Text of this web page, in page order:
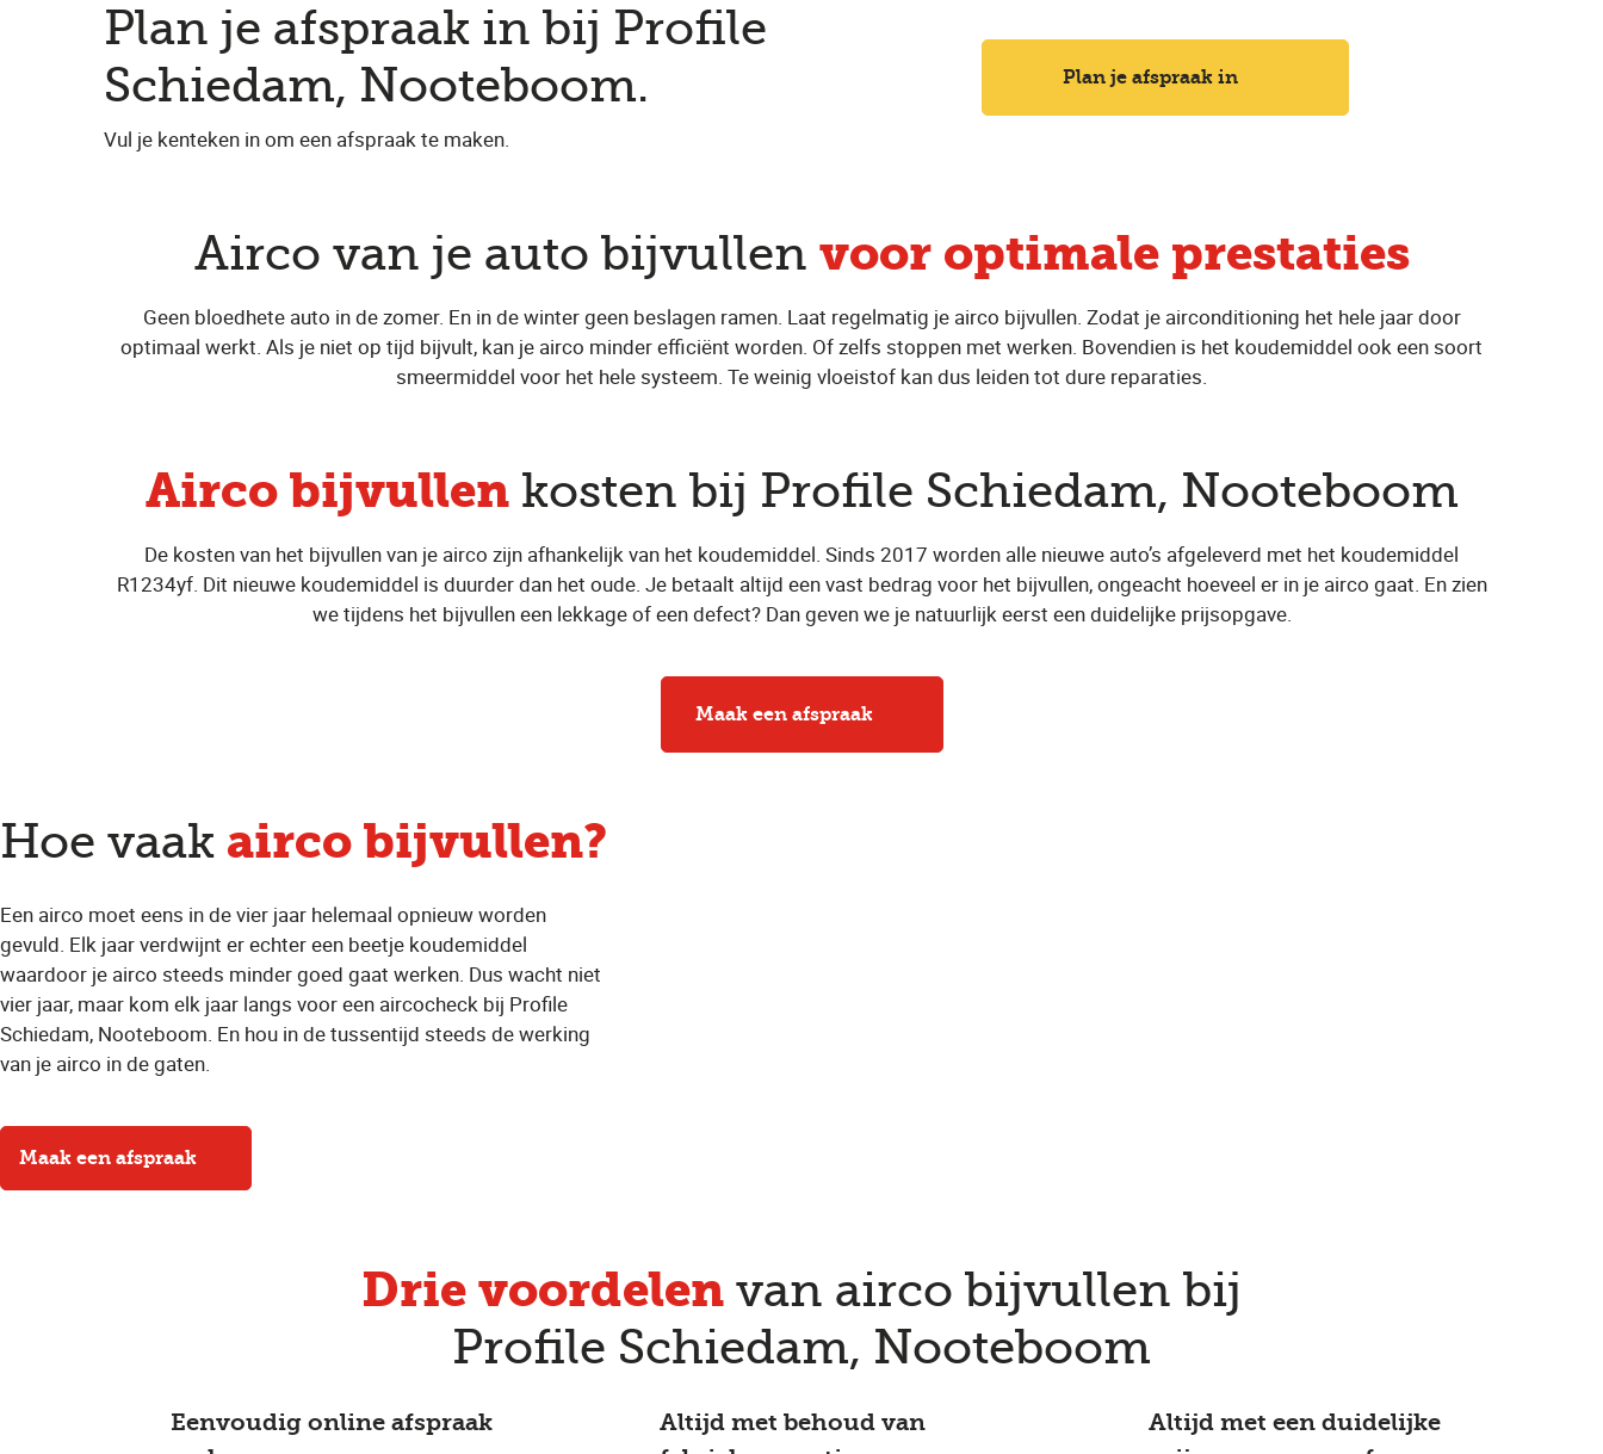
Plan je afspraak in bij Profile
Schiedam, Nooteboom.
Vul je kenteken in om een afspraak te maken.
Plan je afspraak in
Airco van je auto bijvullen voor optimale prestaties
Geen bloedhete auto in de zomer. En in de winter geen beslagen ramen. Laat regelmatig je airco bijvullen. Zodat je airconditioning het hele jaar door
optimaal werkt. Als je niet op tijd bijvult, kan je airco minder efficiënt worden. Of zelfs stoppen met werken. Bovendien is het koudemiddel ook een soort
smeermiddel voor het hele systeem. Te weinig vloeistof kan dus leiden tot dure reparaties.
Airco bijvullenkosten bij Profile Schiedam, Nooteboom
De kosten van het bijvullen van je airco zijn afhankelijk van het koudemiddel. Sinds 2017 worden alle nieuwe auto’s afgeleverd met het koudemiddel
R1234yf. Dit nieuwe koudemiddel is duurder dan het oude. Je betaalt altijd een vast bedrag voor het bijvullen, ongeacht hoeveel er in je airco gaat. En zien
we tijdens het bijvullen een lekkage of een defect? Dan geven we je natuurlijk eerst een duidelijke prijsopgave.
Maak een afspraak
Hoe vaak airco bijvullen?
Een airco moet eens in de vier jaar helemaal opnieuw worden
gevuld. Elk jaar verdwijnt er echter een beetje koudemiddel
waardoor je airco steeds minder goed gaat werken. Dus wacht niet
vier jaar, maar kom elk jaar langs voor een aircocheck bij Profile
Schiedam, Nooteboom. En hou in de tussentijd steeds de werking
van je airco in de gaten.
Maak een afspraak
Drie voordelen van airco bijvullen bij
Profile Schiedam, Nooteboom
Eenvoudig online afspraak
Altijd met behoud van
Altijd met een duidelijke